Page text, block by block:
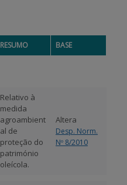
RESUMO BASE
Relativo à
medida
agroambient
al de
proteção do
património
oleícola.
Altera
Desp. Norm.
Nº 8/2010